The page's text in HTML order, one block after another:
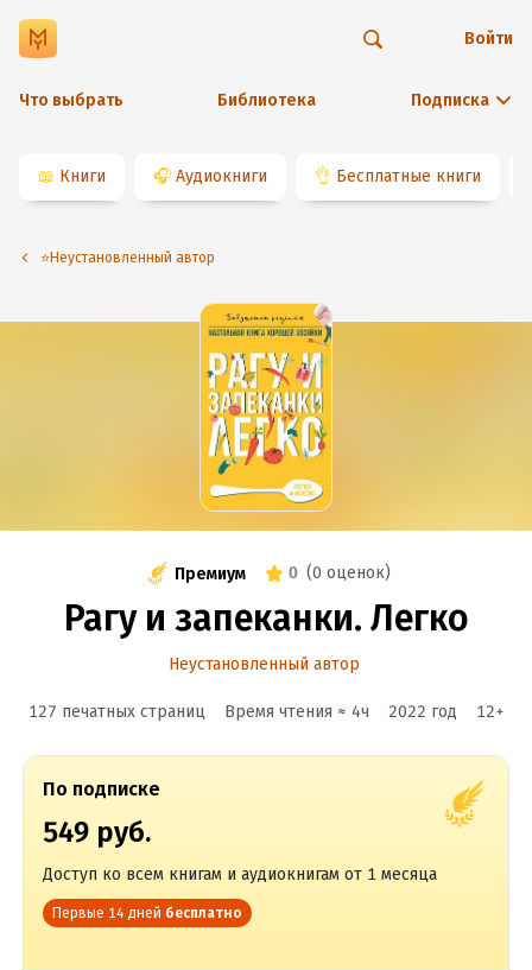
Что выбрать Библиотека Подписка
Войти
📖 Книги 🎧 Аудиокниги 👌 Бесплатные книги
⭐️Неустановленный автор
Премиум 0 (0 оценок)
Рагу и запеканки. Легко
Неустановленный автор
127 печатных страниц Время чтения ≈ 4ч 2022 год 12+
По подписке
549 руб.
Доступ ко всем книгам и аудиокнигам от 1 месяца
Первые 14 дней бесплатно